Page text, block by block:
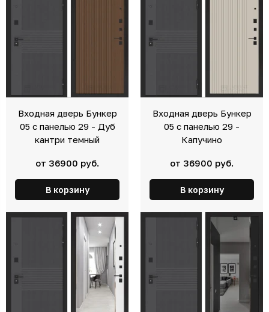
Входная дверь Бункер
05 с панелью 29 - Дуб
кантри темный
от 36900 руб.
В корзину
Входная дверь Бункер
05 с панелью 29 -
Капучино
от 36900 руб.
В корзину